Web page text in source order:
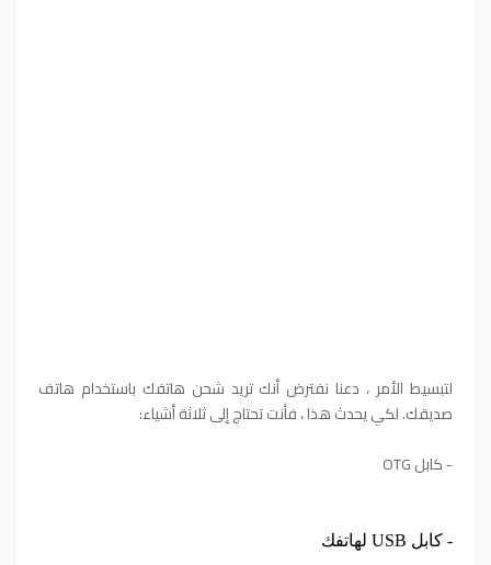
لتبسيط الأمر ، دعنا نفترض أنك تريد شحن هاتفك باستخدام هاتف
صديقك. لكي يحدث هذا ، فأنت تحتاج إلى ثلاثة أشياء:
- كابل OTG
- كابل USB لهاتفك